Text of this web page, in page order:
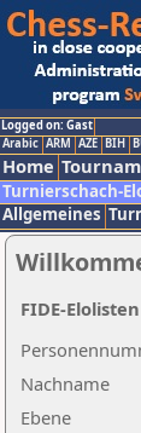
Logged on: Gast
Arabic ARM AZE BIH
Home
Turnierschach-
Allgemeines
Nachname
Ebene
FIDE-